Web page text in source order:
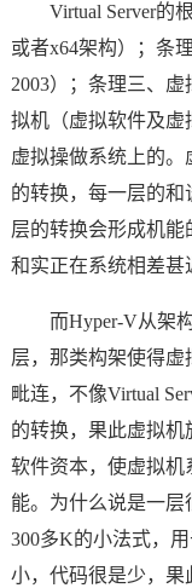
Virtual Server的根
或者x64架构）；条
2003）；条理三、虚
拟机（虚拟软件及虚
虚拟操做系统上的。
的转换，每一层的
层的转换会形成机
和实正在系统相差甚
而Hyper-V从架构
层，那类构架使得
毗连，不像Virtual
的转换，果此虚拟
软件资本，使虚拟机
能。为什么说是一
300多K的小法式，
小，代码很是少，果